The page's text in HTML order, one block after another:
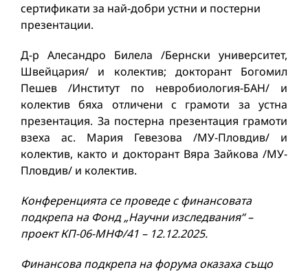
сертификати за най-добри устни и постерни
презентации.
Д-р Алесандро Билела /Бернски университет,
Швейцария/ и колектив; докторант Богомил
Пешев /Институт по невробиология-БАН/ и
колектив бяха отличени с грамоти за устна
презентация. За постерна презентация грамоти
взеха ас. Мария Гевезова /МУ-Пловдив/ и
колектив, както и докторант Вяра Зайкова /МУ-
Пловдив/ и колектив.
Конференцията се проведе с финансовата
подкрепа на Фонд „Научни изследвания“ –
проект КП-06-МНФ/41 – 12.12.2025.
Финансова подкрепа на форума оказаха също